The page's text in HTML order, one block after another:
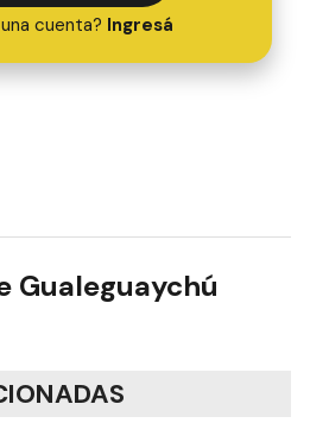
cuenta? Ingresá
Gualeguaychú